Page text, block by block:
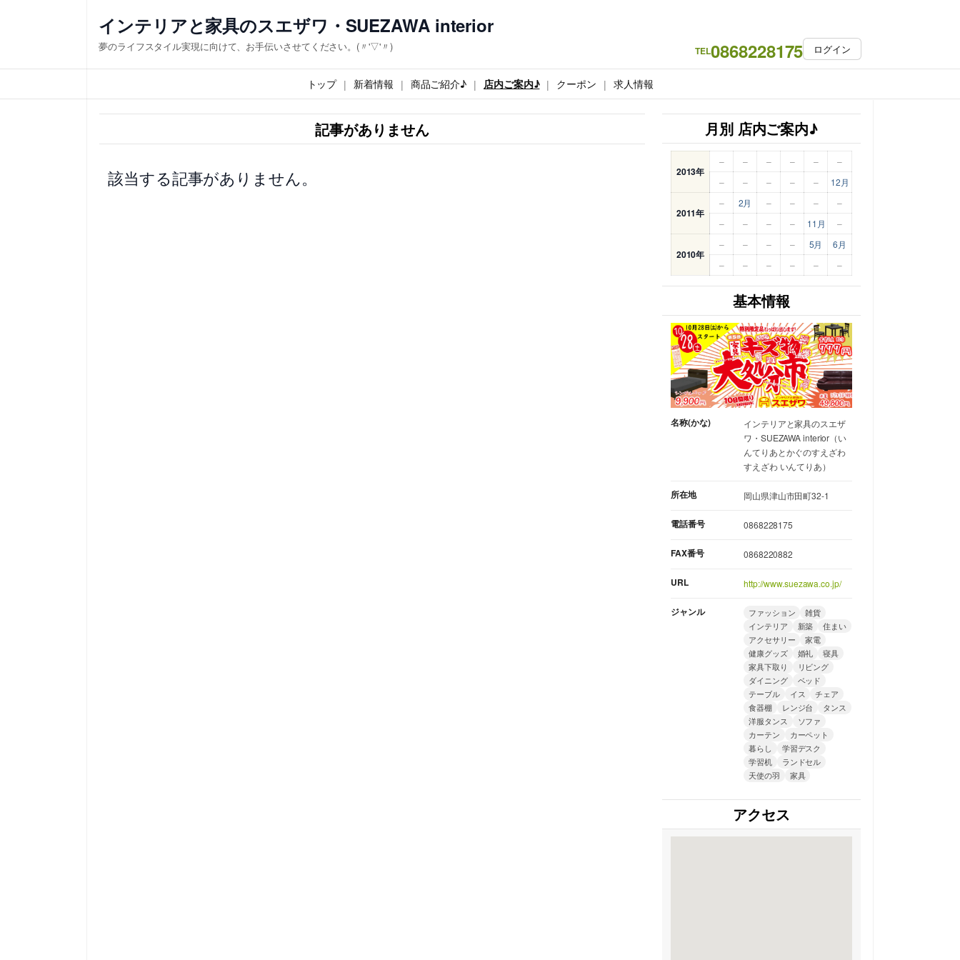
ス
キ
インテリアと家具のスエザワ・SUEZAWA interior
夢のライフスタイル実現に向けて、お手伝いさせてください。(〃'▽'〃) TEL0868228175 ログイン
トップ 新着情報 商品ご紹介♪ 店内ご案内♪ クーポン 求人情報
記事がありません
該当する記事がありません。
月別 店内ご案内♪
2013年
– – – – –
–
–
– – – – 12月
2011年
– 2月 – – –
–
–
– – – 11月 –
2010年
– – – – 5月
6月
–
– – – – –
基本情報
名称(かな)
インテリアと家具のスエザ
ワ・SUEZAWA interior（い
んてりあとかぐのすえざわ
すえざわ いんてりあ）
所在地 岡山県津山市田町32-1
電話番号 0868228175
FAX番号 0868220882
URL http://www.suezawa.co.jp/
ジャンル ファッション
雑貨
インテリア
新築
住まい
アクセサリー
家電
健康グッズ
婚礼
寝具
家具下取り
リビング
ダイニング
ベッド
テーブル
イス
チェア
食器棚
レンジ台
タンス
洋服タンス
ソファ
カーテン
カーペット
暮らし
学習デスク
学習机
ランドセル
天使の羽
家具
アクセス